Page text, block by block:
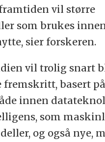
vil større
som brukes
sier forskeren.
vil trolig snart
fremskritt, basert
innen
som
og også nye,